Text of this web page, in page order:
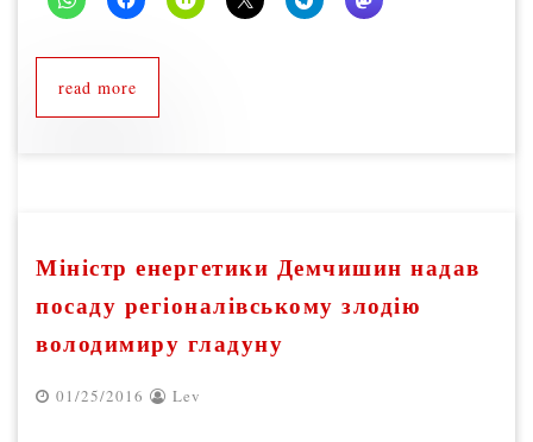
read more
Міністр енергетики Демчишин надав
посаду регіоналівському злодію
володимиру гладуну
01/25/2016 Lev